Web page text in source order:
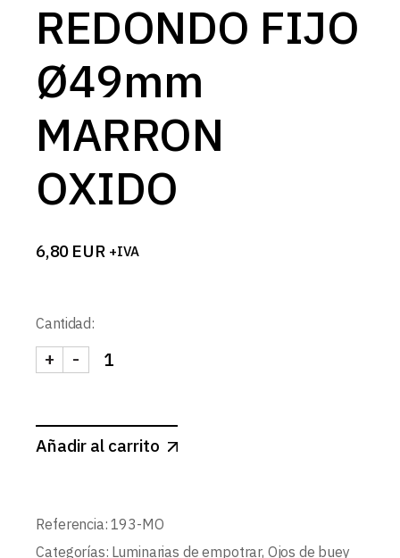
REDONDO FIJO
Ø49mm
MARRON
OXIDO
6,80 EUR +IVA
Cantidad:
SPOTMINI REDONDO FIJO Ø49mm MARRON
-
+
Añadir al carrito
Referencia: 193-MO
Categorías: Luminarias de empotrar, Ojos de buey